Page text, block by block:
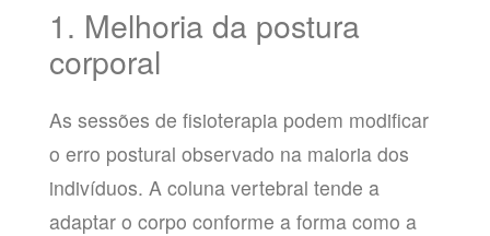
1. Melhoria da postura
corporal
As sessões de fisioterapia podem modificar
o erro postural observado na maioria dos
indivíduos. A coluna vertebral tende a
adaptar o corpo conforme a forma como a